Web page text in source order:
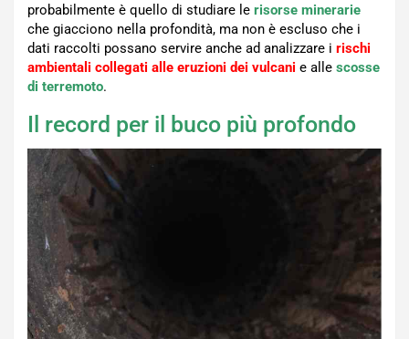
probabilmente è quello di studiare le risorse minerarie
che giacciono nella profondità, ma non è escluso che i
dati raccolti possano servire anche ad analizzare i rischi
ambientali collegati alle eruzioni dei vulcani e alle scosse
di terremoto.
Il record per il buco più profondo